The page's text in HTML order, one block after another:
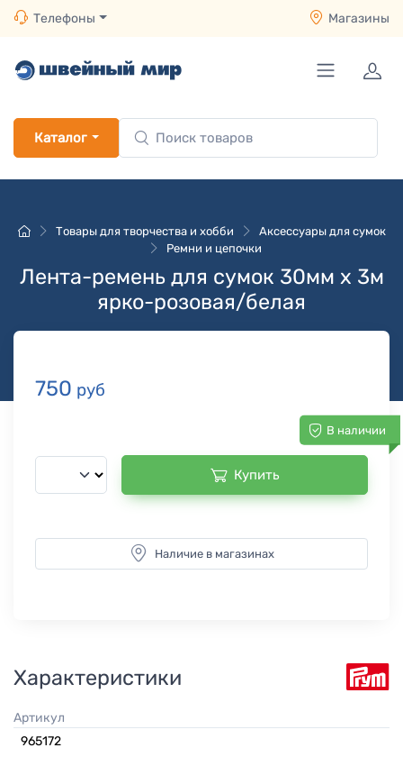
Телефоны Магазины
Каталог
Товары для творчества и хобби
Аксессуары для сумок
Ремни и цепочки
Лента-ремень для сумок 30мм х 3м
ярко-розовая/белая
750 руб
В наличии
Купить
Наличие в магазинах
Характеристики
Артикул
965172